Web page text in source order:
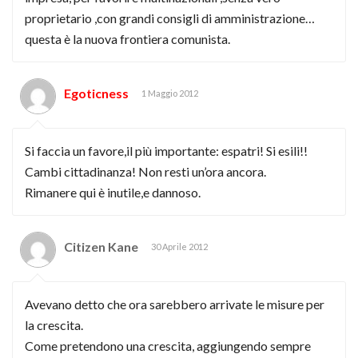
proprietario ,con grandi consigli di amministrazione…
questa è la nuova frontiera comunista.
Egoticness 1 Maggio 2012
Si faccia un favore,il più importante: espatri! Si esili!!
Cambi cittadinanza! Non resti un’ora ancora.
Rimanere qui è inutile,e dannoso.
Citizen Kane 30 Aprile 2012
Avevano detto che ora sarebbero arrivate le misure per
la crescita.
Come pretendono una crescita, aggiungendo sempre